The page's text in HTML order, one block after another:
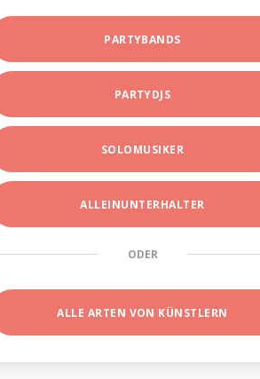
PARTYBANDS
PARTYDJS
SOLOMUSIKER
ALLEINUNTERHALTER
ODER
ALLE ARTEN VON KÜNSTLERN